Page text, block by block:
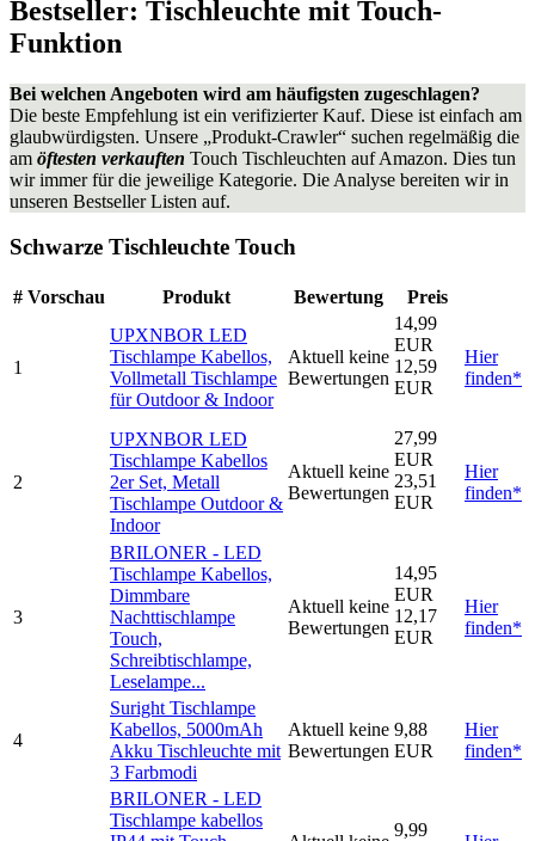
Bestseller: Tischleuchte mit Touch-
Funktion
Bei welchen Angeboten wird am häufigsten zugeschlagen?
Die beste Empfehlung ist ein verifizierter Kauf. Diese ist einfach am
glaubwürdigsten. Unsere „Produkt-Crawler“ suchen regelmäßig die
am öftesten verkauften Touch Tischleuchten auf Amazon. Dies tun
wir immer für die jeweilige Kategorie. Die Analyse bereiten wir in
unseren Bestseller Listen auf.
Schwarze Tischleuchte Touch
# Vorschau Produkt Bewertung Preis
1
UPXNBOR LED
Tischlampe Kabellos,
Vollmetall Tischlampe
für Outdoor & Indoor
Aktuell keine
Bewertungen
14,99
EUR
12,59
EUR
Hier
finden*
2
UPXNBOR LED
Tischlampe Kabellos
2er Set, Metall
Tischlampe Outdoor &
Indoor
Aktuell keine
Bewertungen
27,99
EUR
23,51
EUR
Hier
finden*
3
BRILONER - LED
Tischlampe Kabellos,
Dimmbare
Nachttischlampe
Touch,
Schreibtischlampe,
Leselampe...
Aktuell keine
Bewertungen
14,95
EUR
12,17
EUR
Hier
finden*
4
Suright Tischlampe
Kabellos, 5000mAh
Akku Tischleuchte mit
3 Farbmodi
Aktuell keine
Bewertungen
9,88
EUR
Hier
finden*
BRILONER - LED
Tischlampe kabellos
9,99